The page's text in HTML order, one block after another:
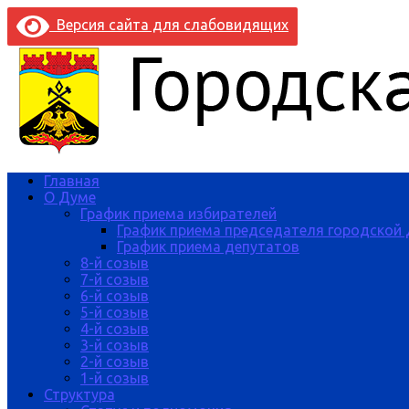
Версия сайта для слабовидящих
Главная
О Думе
График приема избирателей
График приема председателя
График приема депутатов
8-й созыв
7-й созыв
6-й созыв
5-й созыв
4-й созыв
3-й созыв
2-й созыв
1-й созыв
Структура